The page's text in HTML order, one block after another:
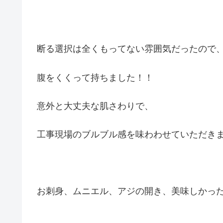
断る選択は全くもってない雰囲気だったので、
腹をくくって持ちました！！
意外と大丈夫な肌さわりで、
工事現場のブルブル感を味わわせていただき
お刺身、ムニエル、アジの開き、美味しかっ